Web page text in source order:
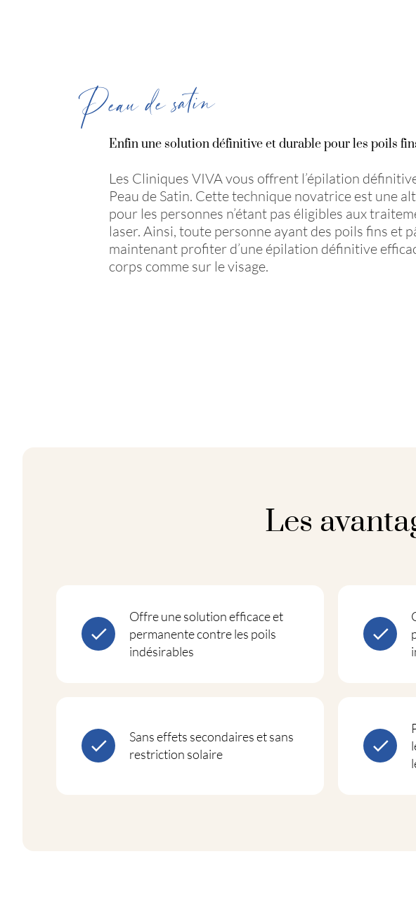
Peau de satin
Enfin une solution définitive et durable pour les poils
Les Cliniques VIVA vous offrent l’épilation
Peau de Satin. Cette technique novatrice est une
pour les personnes n’étant pas éligibles aux
laser. Ainsi, toute personne ayant des poils fins et
maintenant profiter d’une épilation définitive
corps comme sur le visage.
Les
Offre une solution efficace et
permanente contre les poils
indésirables
Sans effets secondaires et sans
restriction solaire